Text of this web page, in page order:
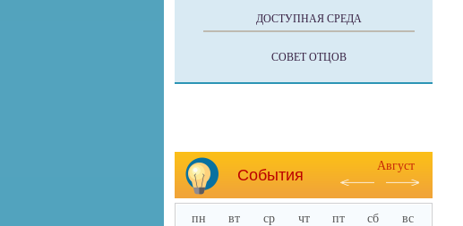
ДОСТУПНАЯ СРЕДА
СОВЕТ ОТЦОВ
События
Август
пн вт ср чт пт сб вс